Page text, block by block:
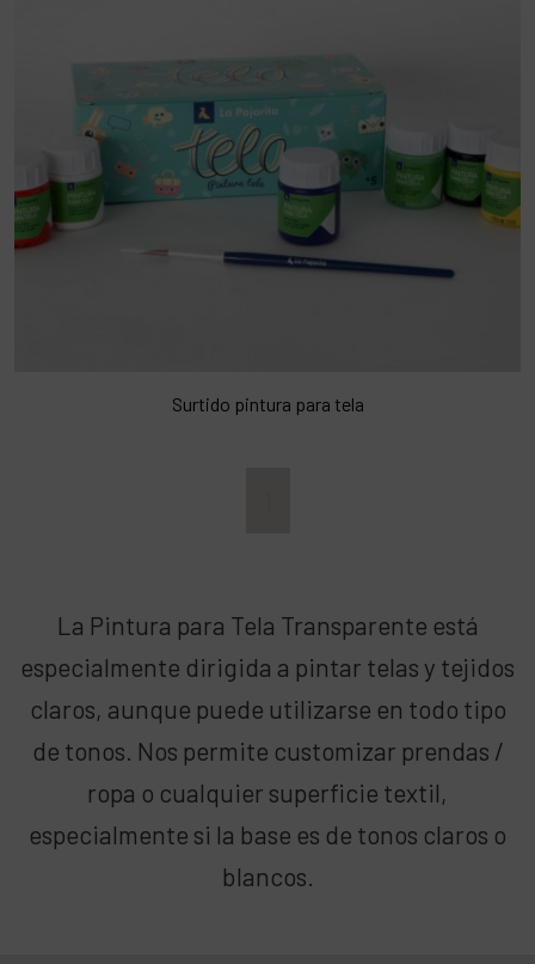
Surtido pintura para tela
La Pintura para Tela Transparente está
especialmente dirigida a pintar telas y tejidos
claros, aunque puede utilizarse en todo tipo
de tonos. Nos permite customizar prendas /
ropa o cualquier superficie textil,
especialmente si la base es de tonos claros o
blancos.